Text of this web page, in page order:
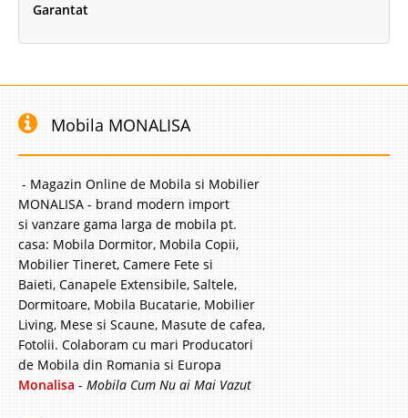
Garantat
Mobila MONALISA
- Magazin Online de Mobila si Mobilier
MONALISA - brand modern import
si vanzare gama larga de mobila pt.
casa: Mobila Dormitor, Mobila Copii,
Mobilier Tineret, Camere Fete si
Baieti, Canapele Extensibile, Saltele,
Dormitoare, Mobila Bucatarie, Mobilier
Living, Mese si Scaune, Masute de cafea,
Fotolii. Colaboram cu mari Producatori
de Mobila din Romania si Europa
Monalisa - Mobila Cum Nu ai Mai Vazut